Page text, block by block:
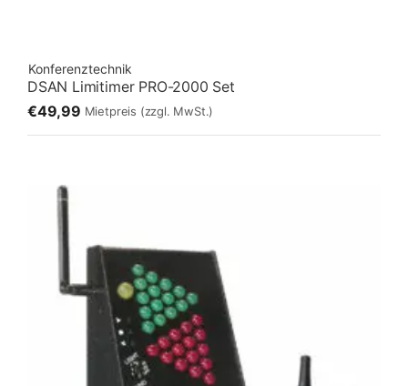
Konferenztechnik
DSAN Limitimer PRO-2000 Set
€49,99 Mietpreis (zzgl. MwSt.)